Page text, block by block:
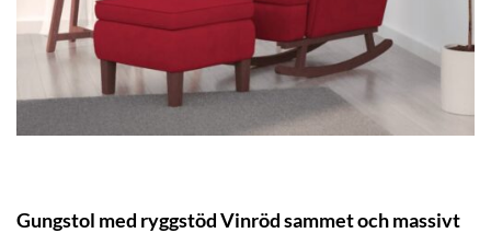
Gungstol med ryggstöd Vinröd sammet och massivt